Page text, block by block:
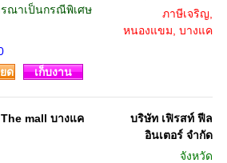
รณาเป็นกรณีพิเศษ
ภาษีเจริญ,
หนองแขม, บางแค
ด เก็บงาน
mall บางแค
บริษัท เฟิรสท์ ฟีล
อินเตอร์ จำกัด
จังหวัด